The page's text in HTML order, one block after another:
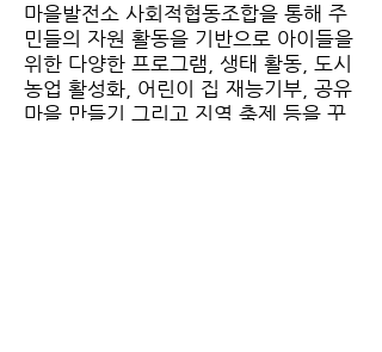
마을발전소 사회적협동조합을 통해 주
민들의 자원 활동을 기반으로 아이들을
위한 다양한 프로그램, 생태 활동, 도시
농업 활성화, 어린이 집 재능기부, 공유
마을 만들기 그리고 지역 축제 등을 꾸